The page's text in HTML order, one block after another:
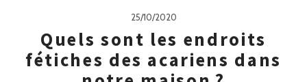
25/10/2020
Quels sont les endroits
fétiches des acariens dans